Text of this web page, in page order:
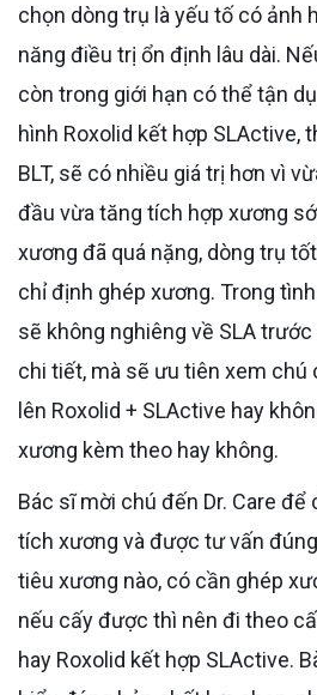
chọn dòng trụ là yếu tố có ảnh
năng điều trị ổn định lâu dài.
còn trong giới hạn có thể tận
hình Roxolid kết hợp SLActive,
BLT, sẽ có nhiều giá trị hơn vì
đầu vừa tăng tích hợp xương
xương đã quá nặng, dòng trụ
chỉ định ghép xương. Trong
sẽ không nghiêng về SLA
chi tiết, mà sẽ ưu tiên xem chú
lên Roxolid + SLActive hay
xương kèm theo hay không.
Bác sĩ mời chú đến Dr. Care để chụp CBCT, đo thể
tích xương và được tư vấn
tiêu xương nào, có cần ghép
nếu cấy được thì nên đi theo
hay Roxolid kết hợp SLActive.